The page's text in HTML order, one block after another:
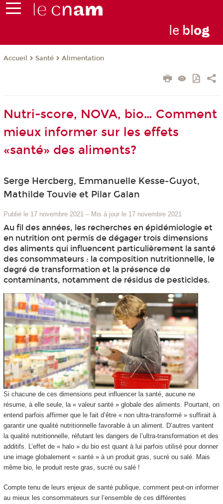
le blog
Accueil Santé Alimentation
Nutri-score, NOVA, bio… Comment
mieux informer sur les effets
«santé» des aliments?
Serge Hercberg, Emmanuelle Kesse-Guyot,
Mathilde Touvie et Pilar Galan
Publié le 17 novembre 2021 – Mis à jour le 17 novembre 2021
Au fil des années, les recherches en épidémiologie et
en nutrition ont permis de dégager trois dimensions
des aliments qui influencent particulièrement la santé
des consommateurs : la composition nutritionnelle, le
degré de transformation et la présence de
contaminants, notamment de résidus de pesticides.
Si chacune de ces dimensions peut influencer la santé, aucune ne
résume, à elle seule, la « valeur santé » globale des aliments. Pourtant, on
entend parfois affirmer que le fait d’être « non ultra-transformé » suffirait à
garantir une qualité nutritionnelle favorable à un aliment. D’autres vantent
la qualité nutritionnelle, réfutant les dangers de l’ultra-transformation et des
additifs. L’effet de « halo » du bio est quant à lui parfois utilisé pour donner
une image globalement « santé » à un produit gras, sucré ou salé. Mais
même bio, le produit reste gras, sucré ou salé !
Compte tenu de leurs enjeux de santé publique, comment peut-on informer
au mieux les consommateurs sur l’ensemble de ces différentes